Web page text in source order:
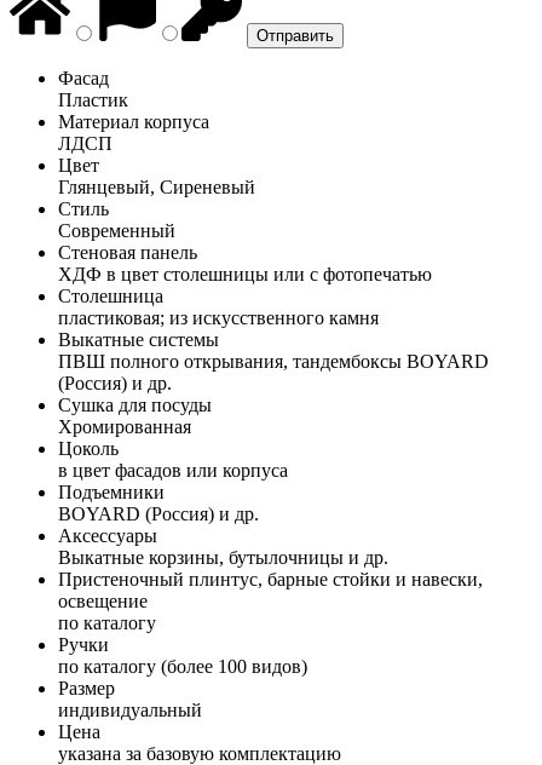
Фасад
Пластик
Материал корпуса
ЛДСП
Цвет
Глянцевый, Сиреневый
Стиль
Современный
Стеновая панель
ХДФ в цвет столешницы или с фотопечатью
Столешница
пластиковая; из искусственного камня
Выкатные системы
ПВШ полного открывания, тандембоксы BOYARD
(Россия) и др.
Сушка для посуды
Хромированная
Цоколь
в цвет фасадов или корпуса
Подъемники
BOYARD (Россия) и др.
Аксессуары
Выкатные корзины, бутылочницы и др.
Пристеночный плинтус, барные стойки и навески,
освещение
по каталогу
Ручки
по каталогу (более 100 видов)
Размер
индивидуальный
Цена
указана за базовую комплектацию